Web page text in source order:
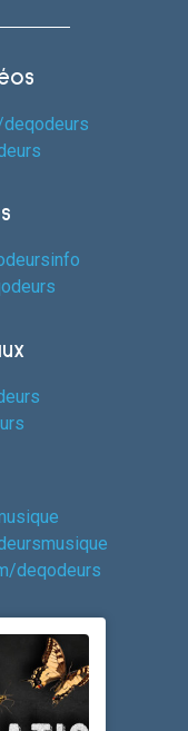
deqodeurs